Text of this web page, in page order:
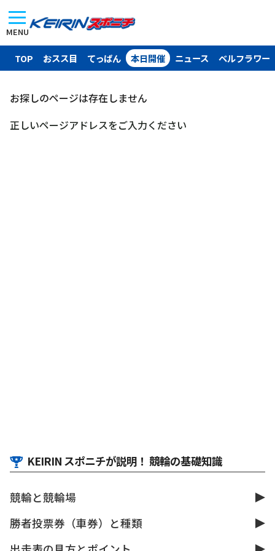
MENU
TOP おスス目 てっぱん 本日開催 ニュース ベルフラワー
お探しのページは存在しません
正しいページアドレスをご入力ください
KEIRIN スポニチが説明！ 競輪の基礎知識
競輪と競輪場
勝者投票券（車券）と種類